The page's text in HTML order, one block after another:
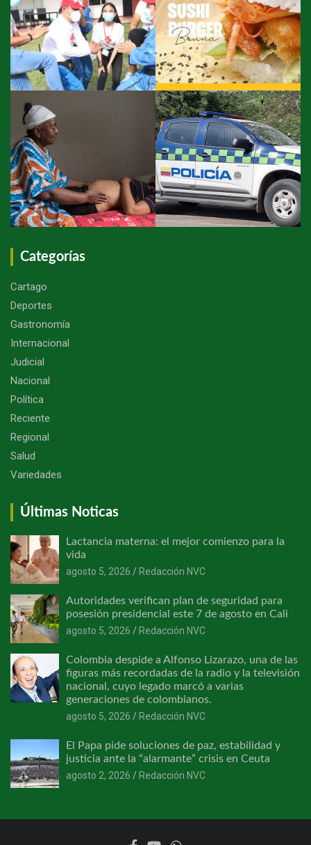
Categorías
Cartago
Deportes
Gastronomía
Internacional
Judicial
Nacional
Política
Reciente
Regional
Salud
Variedades
Últimas Noticas
Lactancia materna: el mejor comienzo para la
vida
agosto 5, 2026
Redacción NVC
Autoridades verifican plan de seguridad para
posesión presidencial este 7 de agosto en Cali
agosto 5, 2026
Redacción NVC
Colombia despide a Alfonso Lizarazo, una de las
figuras más recordadas de la radio y la televisión
nacional, cuyo legado marcó a varias
generaciones de colombianos.
agosto 5, 2026
Redacción NVC
El Papa pide soluciones de paz, estabilidad y
justicia ante la “alarmante” crisis en Ceuta
agosto 2, 2026
Redacción NVC